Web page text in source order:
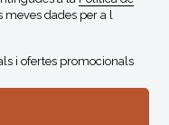
meves dades per a l
i ofertes promocionals